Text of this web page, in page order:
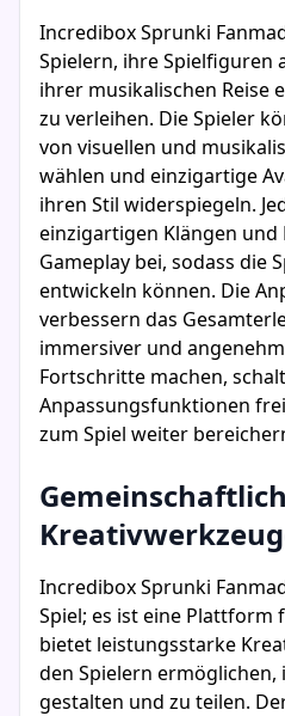
Incredibox Sprunki
Spielern, ihre Spielfiguren
ihrer musikalischen Reise
zu verleihen. Die Spieler
von visuellen und
wählen und einzigartige
ihren Stil widerspiegeln.
einzigartigen Klängen und
Gameplay bei, sodass die
entwickeln können. Die
verbessern das
immersiver und
Fortschritte machen,
Anpassungsfunktionen
zum Spiel weiter
Incredibox Sprunki
Spiel; es ist eine Plattform
bietet leistungsstarke
den Spielern
gestalten und zu teilen.